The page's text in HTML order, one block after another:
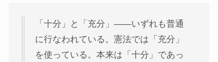
「十分」と「充分」――いずれも普通
に行なわれている。憲法では「充分」
を使っている。本来は「十分」であっ